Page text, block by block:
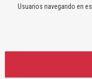
Usuarios navegando en